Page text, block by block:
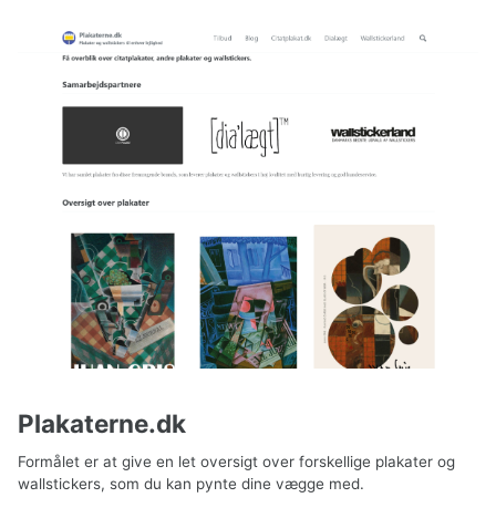
Plakaterne.dk
Formålet er at give en let oversigt over forskellige plakater og
wallstickers, som du kan pynte dine vægge med.